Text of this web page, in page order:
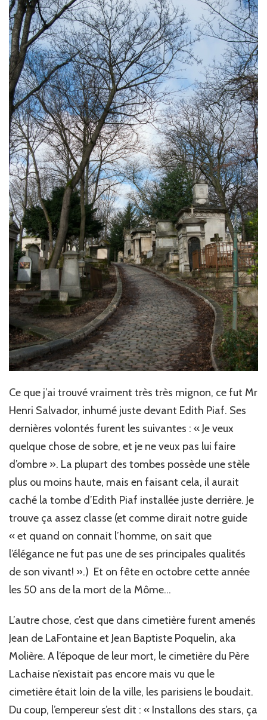
Ce que j’ai trouvé vraiment très très mignon, ce fut Mr
Henri Salvador, inhumé juste devant Edith Piaf. Ses
dernières volontés furent les suivantes : « Je veux
quelque chose de sobre, et je ne veux pas lui faire
d’ombre ». La plupart des tombes possède une stèle
plus ou moins haute, mais en faisant cela, il aurait
caché la tombe d’Edith Piaf installée juste derrière. Je
trouve ça assez classe (et comme dirait notre guide
« et quand on connait l’homme, on sait que
l’élégance ne fut pas une de ses principales qualités
de son vivant! ».) Et on fête en octobre cette année
les 50 ans de la mort de la Môme…
L’autre chose, c’est que dans cimetière furent amenés
Jean de LaFontaine et Jean Baptiste Poquelin, aka
Molière. A l’époque de leur mort, le cimetière du Père
Lachaise n’existait pas encore mais vu que le
cimetière était loin de la ville, les parisiens le boudait.
Du coup, l’empereur s’est dit : « Installons des stars, ça